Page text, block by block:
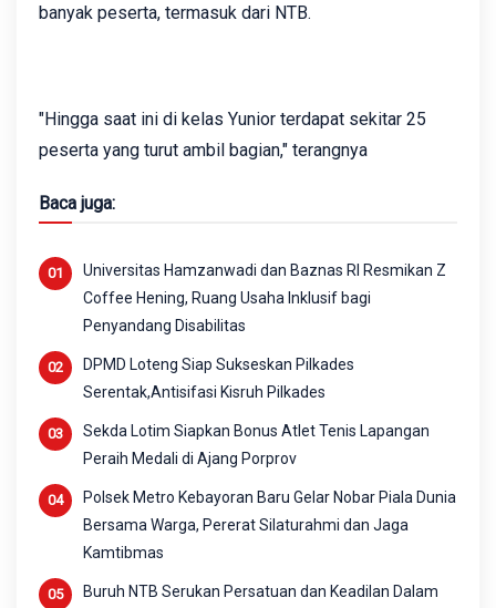
banyak peserta, termasuk dari NTB.
"Hingga saat ini di kelas Yunior terdapat sekitar 25
peserta yang turut ambil bagian," terangnya
Baca juga:
Universitas Hamzanwadi dan Baznas RI Resmikan Z
Coffee Hening, Ruang Usaha Inklusif bagi
Penyandang Disabilitas
DPMD Loteng Siap Sukseskan Pilkades
Serentak,Antisifasi Kisruh Pilkades
Sekda Lotim Siapkan Bonus Atlet Tenis Lapangan
Peraih Medali di Ajang Porprov
Polsek Metro Kebayoran Baru Gelar Nobar Piala Dunia
Bersama Warga, Pererat Silaturahmi dan Jaga
Kamtibmas
Buruh NTB Serukan Persatuan dan Keadilan Dalam